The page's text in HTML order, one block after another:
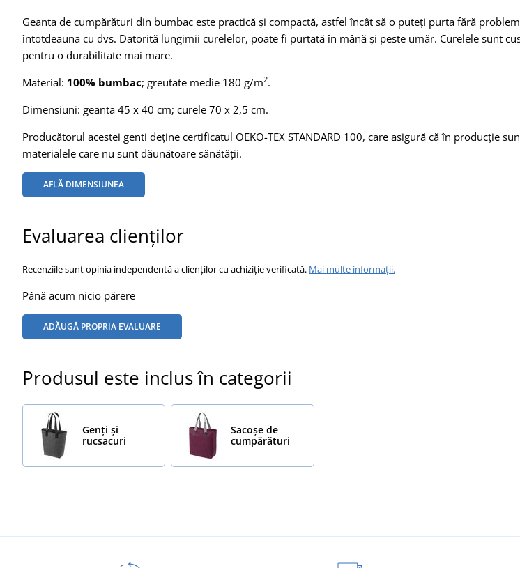
Geanta de cumpărături din bumbac este practică și compactă, astfel încât să o puteți purta fără
întotdeauna cu dvs. Datorită lungimii curelelor, poate fi purtată în mână și peste umăr. Curelele sunt
pentru o durabilitate mai mare.
Material: 100% bumbac; greutate medie 180 g/m2.
Dimensiuni: geanta 45 x 40 cm; curele 70 x 2,5 cm.
Producătorul acestei genti deține certificatul OEKO-TEX STANDARD 100, care asigură că în producție
materialele care nu sunt dăunătoare sănătății.
AFLĂ DIMENSIUNEA
Evaluarea clienților
Recenziile sunt opinia independentă a clienților cu achiziție verificată. Mai multe informații.
Până acum nicio părere
ADĂUGĂ PROPRIA EVALUARE
Produsul este inclus în categorii
Genți și
rucsacuri
Sacoșe de
cumpărături